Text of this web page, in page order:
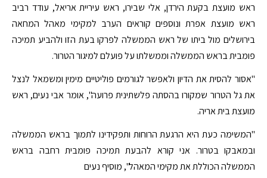
ראש מועצת בקעת הירדן, אלי שבירו, ראש עיריית אריאל, עודד רביב
ראש מועצת אפרת ונוספים קוראים הערב למקימי מאהל המחאה
בירושלים מול ביתו של ראש הממשלה לפרקו בעת הזו ולהביע תמיכה
פומבית בראש הממשלה וממשלתו על פועלם למיגור הטרור.
"אסור להסית את הדיון ולאפשר לגורמים פוליטיים מימין ומשמאל לנצל
את גל הטרור שמקורו בהסתה פלשתינית פרועה", אומר אבי נעים, ראש
מועצת בית אריה.
"המשימה כעת היא הרגעת הרוחות ותפקידינו לתמוך בראש הממשלה
ובמאבקו בטרור. אני קורא להבעת תמיכה פומבית רחבה בראש
הממשלה הכוללת את מקימי המאהל", מוסיף נעים